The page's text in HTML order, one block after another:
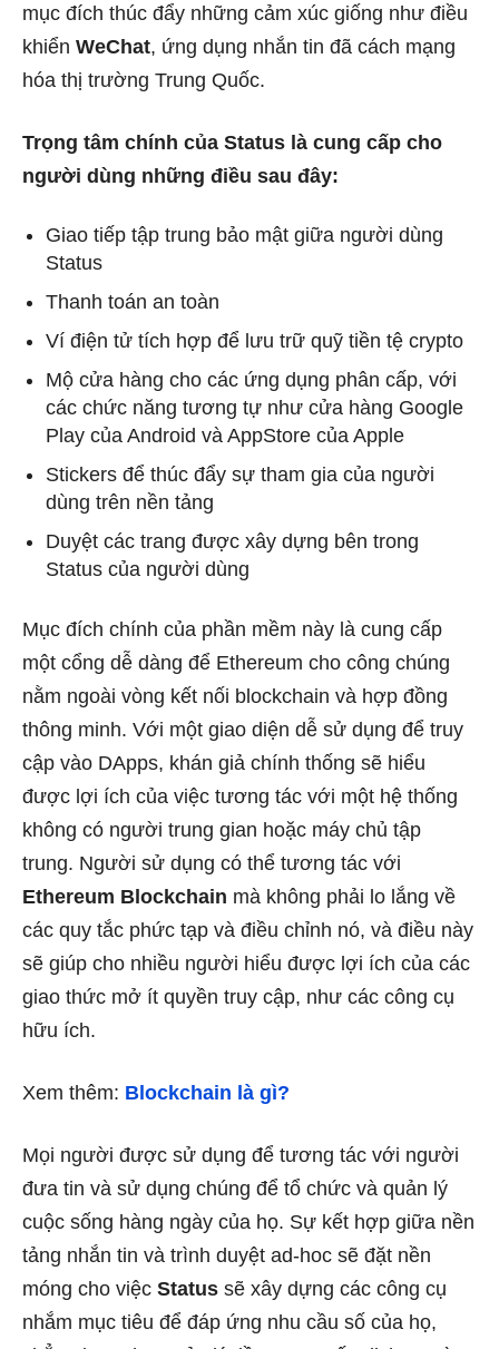
mục đích thúc đẩy những cảm xúc giống như điều
khiển WeChat, ứng dụng nhắn tin đã cách mạng
hóa thị trường Trung Quốc.
Trọng tâm chính của Status là cung cấp cho
người dùng những điều sau đây:
Giao tiếp tập trung bảo mật giữa người dùng
Status
Thanh toán an toàn
Ví điện tử tích hợp để lưu trữ quỹ tiền tệ crypto
Mộ cửa hàng cho các ứng dụng phân cấp, với
các chức năng tương tự như cửa hàng Google
Play của Android và AppStore của Apple
Stickers để thúc đẩy sự tham gia của người
dùng trên nền tảng
Duyệt các trang được xây dựng bên trong
Status của người dùng
Mục đích chính của phần mềm này là cung cấp
một cổng dễ dàng để Ethereum cho công chúng
nằm ngoài vòng kết nối blockchain và hợp đồng
thông minh. Với một giao diện dễ sử dụng để truy
cập vào DApps, khán giả chính thống sẽ hiểu
được lợi ích của việc tương tác với một hệ thống
không có người trung gian hoặc máy chủ tập
trung. Người sử dụng có thể tương tác với
Ethereum Blockchain mà không phải lo lắng về
các quy tắc phức tạp và điều chỉnh nó, và điều này
sẽ giúp cho nhiều người hiểu được lợi ích của các
giao thức mở ít quyền truy cập, như các công cụ
hữu ích.
Xem thêm: Blockchain là gì?
Mọi người được sử dụng để tương tác với người
đưa tin và sử dụng chúng để tổ chức và quản lý
cuộc sống hàng ngày của họ. Sự kết hợp giữa nền
tảng nhắn tin và trình duyệt ad-hoc sẽ đặt nền
móng cho việc Status sẽ xây dựng các công cụ
nhắm mục tiêu để đáp ứng nhu cầu số của họ,